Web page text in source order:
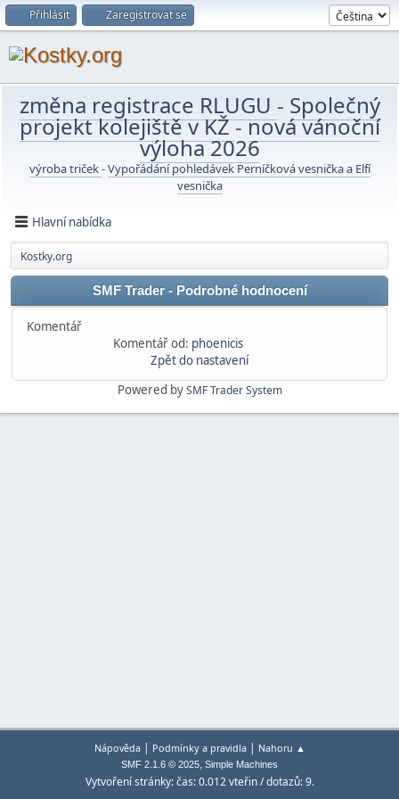
Přihlásit Zaregistrovat se
změna registrace RLUGU - Společný
projekt kolejiště v KŽ-nová vánoční
výloha 2026
výroba triček-Vypořádání pohledávek Perníčková vesnička a Elfí
vesnička
Hlavní nabídka
Kostky.org
SMF Trader - Podrobné hodnocení
Komentář
Komentář od: phoenicis
Zpět do nastavení
Powered bySMF Trader System
Nápověda| Podmínky a pravidla| Nahoru ▲
SMF 2.1.6 © 2025, Simple Machines
Vytvoření stránky: čas: 0.012 vteřin / dotazů: 9.